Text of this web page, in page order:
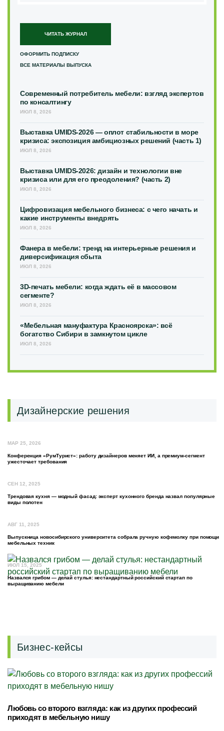
ЧИТАТЬ ЖУРНАЛ
ОФОРМИТЬ ПОДПИСКУ
ВСЕ МАТЕРИАЛЫ ВЫПУСКА
Современный потребитель мебели: взгляд экспертов
по консалтингу
ИЮЛ 8, 2026
Выставка UMIDS-2026 — оплот стабильности в море
кризиса: экспозиция амбициозных решений (часть 1)
ИЮЛ 8, 2026
Выставка UMIDS-2026: дизайн и технологии вне
кризиса или для его преодоления? (часть 2)
ИЮЛ 8, 2026
Цифровизация мебельного бизнеса: с чего начать и
какие инструменты внедрять
ИЮЛ 8, 2026
Фанера в мебели: тренд на интерьерные решения и
диверсификация сбыта
ИЮЛ 8, 2026
3D-печать мебели: когда ждать её в массовом
сегменте?
ИЮЛ 8, 2026
«Мебельная мануфактура Красноярска»: всё
богатство Сибири в замкнутом цикле
ИЮЛ 8, 2026
Дизайнерские решения
МАР 25, 2026
Конференция «РумТурист»: работу дизайнеров меняет ИИ, а премиум-сегмент
ужесточает требования
СЕН 12, 2025
Трендовая кухня — модный фасад: эксперт кухонного бренда назвал популярные
виды полотен
АВГ 11, 2025
Выпускница новосибирского университета собрала ручную кофемолку при помощи
мебельных техник
ИЮЛ 15, 2025
Назвался грибом — делай стулья: нестандартный российский стартап по
выращиванию мебели
Бизнес-кейсы
Любовь со второго взгляда: как из других профессий
приходят в мебельную нишу